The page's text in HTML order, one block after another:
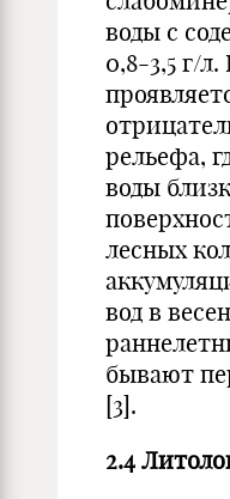
воды с
0,8-3,5 г/
рельефа,
воды
лесных
вод в
бывают
[3].
2.4